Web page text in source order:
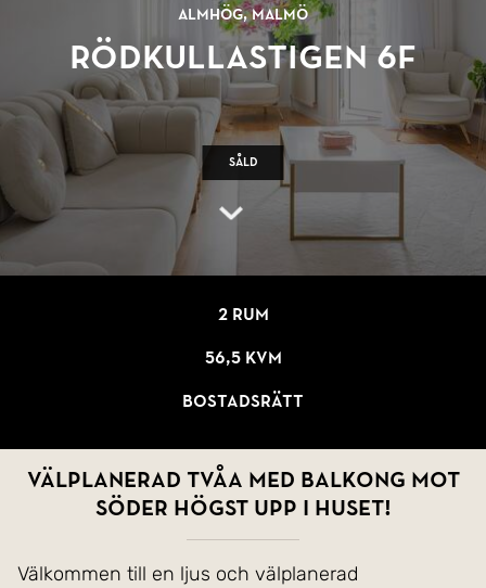
Almhög, Malmö
Rödkullastigen 6F
Såld
2 rum
56,5 kvm
Bostadsrätt
Välplanerad tvåa med balkong mot
söder högst upp i huset!
Välkommen till en ljus och välplanerad